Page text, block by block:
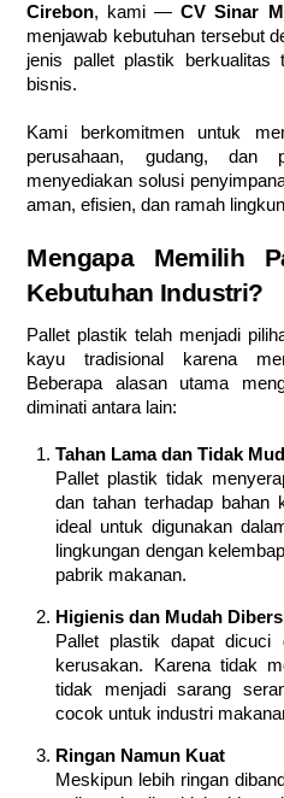
Cirebon, kami —CV Sinar
menjawab kebutuhan tersebut
jenis pallet plastik berkualitas
bisnis.
Kami berkomitmen untuk
perusahaan, gudang,
menyediakan solusi
aman, efisien, dan ramah
Mengapa Memilih
Kebutuhan Industri?
Pallet plastik telah menjadi
kayu tradisional karena
Beberapa alasan utama
diminati antara lain:
Tahan Lama dan Tidak
Pallet plastik tidak
dan tahan terhadap bahan
ideal untuk digunakan
lingkungan dengan
pabrik makanan.
Higienis dan Mudah
Pallet plastik dapat dicuci
kerusakan. Karena tidak
tidak menjadi sarang
cocok untuk industri
Ringan Namun Kuat
Meskipun lebih ringan